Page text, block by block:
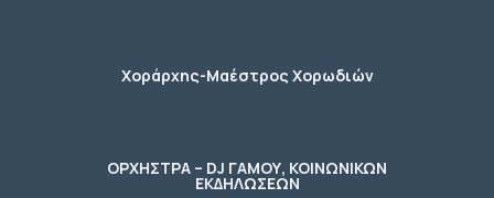
Χοράρχης-Μαέστρος Χορωδιών
ΟΡΧΗΣΤΡΑ – DJ ΓΑΜΟΥ, ΚΟΙΝΩΝΙΚΩΝ
ΕΚΔΗΛΩΣΕΩΝ